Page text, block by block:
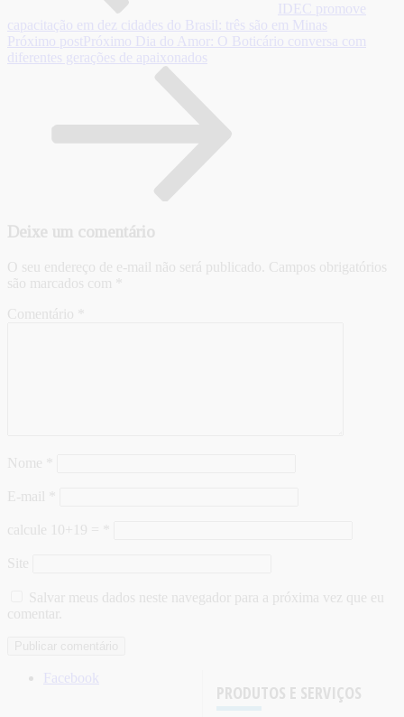
IDEC promove
capacitação em dez cidades do Brasil: três são em Minas
Próximo post Próximo Dia do Amor: O Boticário conversa com
diferentes gerações de apaixonados
Deixe um comentário
O seu endereço de e-mail não será publicado. Campos obrigatórios
são marcados com
Comentário
Nome
E-mail
calcule 10+19 =
Site
Salvar meus dados neste navegador para a próxima vez que eu
comentar.
PRODUTOS E SERVIÇOS
Facebook